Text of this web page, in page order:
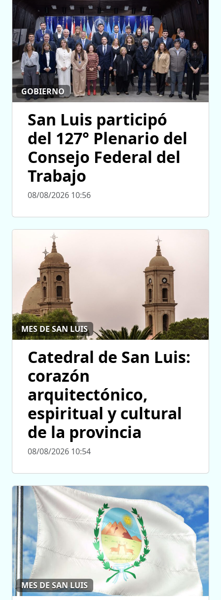
GOBIERNO
San Luis participó
del 127° Plenario del
Consejo Federal del
Trabajo
08/08/2026 10:56
MES DE SAN LUIS
Catedral de San Luis:
corazón
arquitectónico,
espiritual y cultural
de la provincia
08/08/2026 10:54
MES DE SAN LUIS